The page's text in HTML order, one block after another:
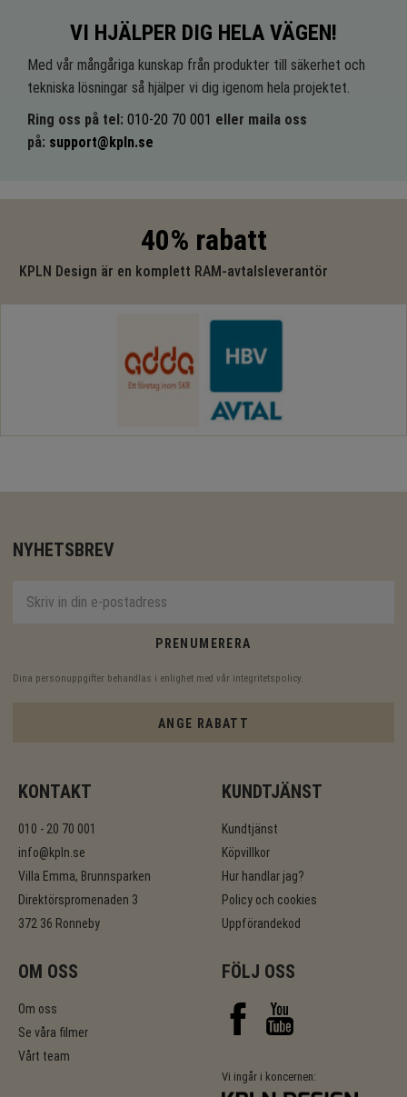
VI HJÄLPER DIG HELA VÄGEN!
Med vår mångåriga kunskap från produkter till säkerhet och
tekniska lösningar så hjälper vi dig igenom hela projektet.
Ring oss på tel: 010-20 70 001 eller maila oss
på: support@kpln.se
40% rabatt
KPLN Design är en komplett RAM-avtalsleverantör
NYHETSBREV
PRENUMERERA
Dina personuppgifter behandlas i enlighet med vår integritetspolicy
ANGE RABATT
KONTAKT
010 - 20 70 001
info@kpln.se
Villa Emma, Brunnsparken
Direktörspromenaden 3
372 36 Ronneby
KUNDTJÄNST
Kundtjänst
Köpvillkor
Hur handlar jag?
Policy och cookies
Uppförandekod
OM OSS
Om oss
Se våra filmer
Vårt team
FÖLJ OSS
Vi ingår i koncernen: